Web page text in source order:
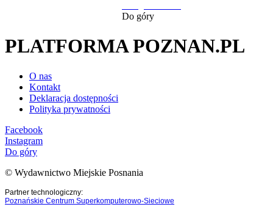
Do góry
PLATFORMA POZNAN.PL
O nas
Kontakt
Deklaracja dostępności
Polityka prywatności
Facebook
Instagram
Do góry
© Wydawnictwo Miejskie Posnania
Partner technologiczny:
Poznańskie Centrum Superkomputerowo-Sieciowe